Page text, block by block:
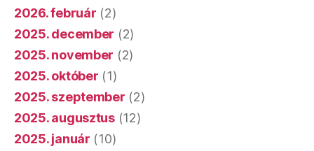
2026. február (2)
2025. december (2)
2025. november (2)
2025. október (1)
2025. szeptember (2)
2025. augusztus(12)
2025. január (10)